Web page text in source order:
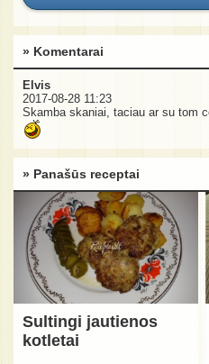
» Komentarai
Elvis
2017-08-28 11:23
Skamba skaniai, taciau ar su tom
» Panašūs receptai
Sultingi jautienos
kotletai